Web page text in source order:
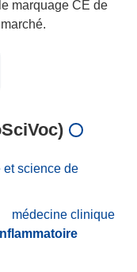
marquage CE de
et science de
médecine clinique